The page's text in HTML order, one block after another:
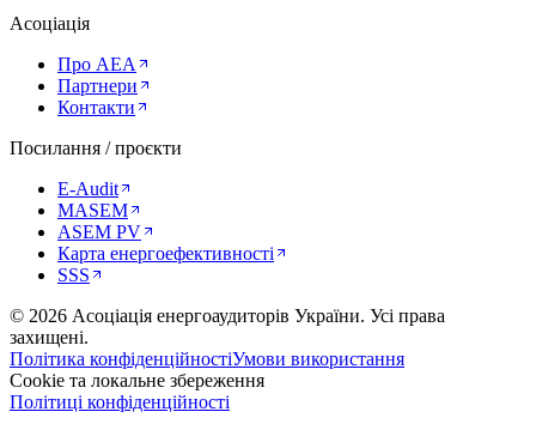
Асоціація
Про AEA
Партнери
Контакти
Посилання / проєкти
E-Audit
MASEM
ASEM PV
Карта енергоефективності
SSS
© 2026 Асоціація енергоаудиторів України. Усі права
захищені.
Політика конфіденційностіУмови використання
Cookie та локальне збереження
Політиці конфіденційності